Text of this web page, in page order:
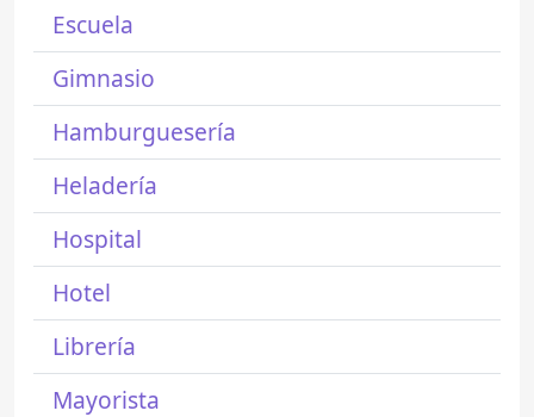
Escuela
Gimnasio
Hamburguesería
Heladería
Hospital
Hotel
Librería
Mayorista